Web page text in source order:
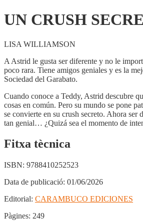
UN CRUSH
LISA WILLIAMSON
A Astrid le gusta ser diferente y no le
poco rara. Tiene amigos geniales y es la
Sociedad del Garabato.
Cuando conoce a Teddy, Astrid descubre
cosas en común. Pero su mundo se pone
se convierte en su crush secreto. Ahora ser
tan genial… ¿Quizá sea el momento de
Fitxa tècnica
ISBN: 9788410252523
Data de publicació: 01/06/2026
Editorial: CARAMBUCO EDICIONES
Pàgines: 249